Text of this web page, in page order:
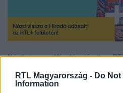
RTL Magyarország - Do
Information
Nézd vissza a Híradó adásait az